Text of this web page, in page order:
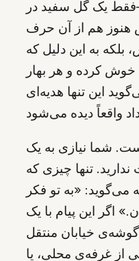
یک گل سفید در
هنوز هم از آن حرف
بلکه به این دلیل که
کرده و هر بهار
این تنها هدیه‌ای
شما نیازی به یک
تنها چیزی که
می‌گوید: «به تو فکر
اگر این پیام با یک
خیابان منتقل
از غرفه‌ی محلی، یا